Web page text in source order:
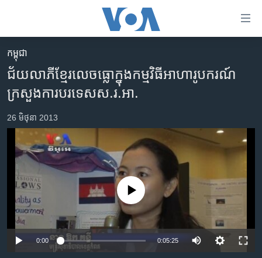
គេហទំព័រ​
ទាក់ទង
រំលង​
និង​
ទៅ​​
ព័ត៌មាន​​
កម្ពុជា
អន្តរជាតិ
អាមេរិក
ហេឡូវីអូអេ
កម្ពុជាច្នៃប្រតិដ្ឋ
ព្រឹត្តិការណ៍ព័ត៌មាន
ទូរទស្សន៍ / វីដេអូ​
វិទ្យុ / ផតខាសថ៍
កម្មវិធីទាំងអស់
កម្ពុជា
ជ័យ​លាភីខ្មែរ​លេចធ្លោ​ក្នុង​កម្ម​វិធី​អាហារូបករណ៍​
ក្រសួង​ការបរទេស​ស.រ.អា.
26 មិថុនា 2013
No media source currently available
0:00 0:05:25